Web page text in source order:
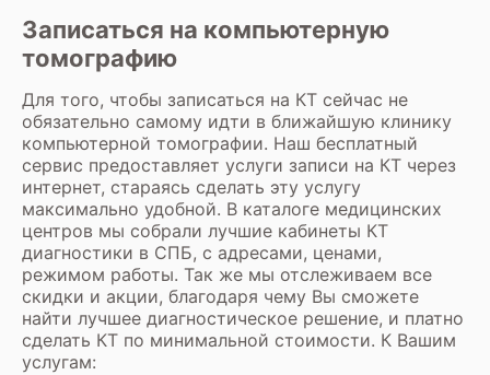
Записаться на компьютерную
томографию
Для того, чтобы записаться на КТ сейчас не
обязательно самому идти в ближайшую клинику
компьютерной томографии. Наш бесплатный
сервис предоставляет услуги записи на КТ через
интернет, стараясь сделать эту услугу
максимально удобной. В каталоге медицинских
центров мы собрали лучшие кабинеты КТ
диагностики в СПБ, с адресами, ценами,
режимом работы. Так же мы отслеживаем все
скидки и акции, благодаря чему Вы сможете
найти лучшее диагностическое решение, и платно
сделать КТ по минимальной стоимости. К Вашим
услугам: